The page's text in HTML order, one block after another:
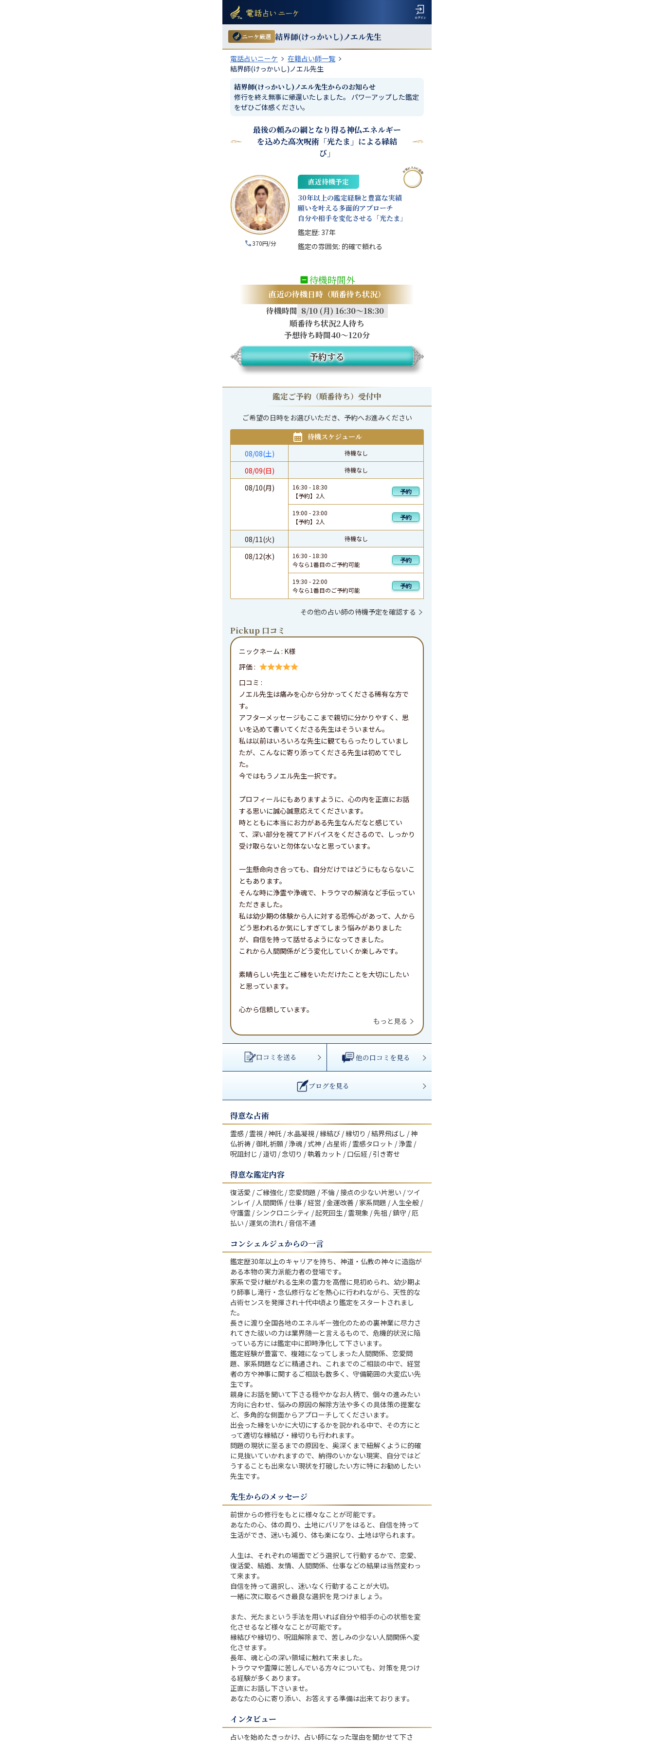
ニーケ厳選 結界師(けっかいし)ノエル先生
電話占いニーケ
在籍占い師一覧
結界師(けっかいし)ノエル先生
結界師(けっかいし)ノエル先生からのお知らせ
修行を終え無事に帰還いたしました。 パワーアップした鑑定
をぜひご体感ください。
最後の頼みの綱となり得る神仏エネルギー
を込めた高次呪術「光たま」による縁結
び」
370円/分
直近待機予定
30年以上の鑑定経験と豊富な実績
願いを叶える多面的アプローチ
自分や相手を変化させる「光たま」
鑑定歴: 37年
鑑定の雰囲気: 的確で頼れる
待機時間外
直近の待機日時（順番待ち状況）
待機時間 8/10 (月) 16:30～18:30
順番待ち状況2人待ち
予想待ち時間40〜120分
予約する
鑑定ご予約（順番待ち）受付中
ご希望の日時をお選びいただき、予約へお進みください
待機スケジュール
08/08(土)
待機なし
08/09(日) 待機なし
08/10(月) 16:30 - 18:30
【予約】 2人
予約
19:00 - 23:00
【予約】 2人
予約
08/11(火) 待機なし
08/12(水) 16:30 - 18:30
今なら1番目のご予約可能
予約
19:30 - 22:00
今なら1番目のご予約可能
予約
その他の占い師の待機予定を確認する
Pickup 口コミ
ニックネーム : K様
評価 :
口コミ :
ノエル先生は痛みを心から分かってくださる稀有な方で
す。
アフターメッセージもここまで親切に分かりやすく、思
いを込めて書いてくださる先生はそういません。
私は以前はいろいろな先生に観てもらったりしていまし
たが、こんなに寄り添ってくださる先生は初めてでし
た。
今ではもうノエル先生一択です。
プロフィールにもありますように、心の内を正直にお話
する思いに誠心誠意応えてくださいます。
時とともに本当にお力がある先生なんだなと感じてい
て、深い部分を視てアドバイスをくださるので、しっかり
受け取らないと勿体ないなと思っています。
一生懸命向き合っても、自分だけではどうにもならないこ
ともあります。
そんな時に浄霊や浄魂で、トラウマの解消など手伝ってい
ただきました。
私は幼少期の体験から人に対する恐怖心があって、人から
どう思われるか気にしすぎてしまう悩みがありました
が、自信を持って話せるようになってきました。
これから人間関係がどう変化していくか楽しみです。
素晴らしい先生とご縁をいただけたことを大切にしたい
と思っています。
心から信頼しています。
もっと見る
口コミを送る 他の口コミを見る
ブログを見る
得意な占術
霊感 / 霊視 / 神託 / 水晶凝視 / 縁結び / 縁切り / 結界飛ばし / 神
仏祈祷 / 御札祈願 / 浄魂 / 式神 / 占星術 / 霊感タロット / 浄霊 /
得意な鑑定内容
復活愛 / ご縁強化 / 恋愛問題 / 不倫 / 接点の少ない片思い / ツイ
ンレイ / 人間関係 / 仕事 / 経営 / 金運改善 / 家系問題 / 人生全般 /
守護霊 / シンクロニシティ / 起死回生 / 霊現象 / 先祖 / 鎮守 / 厄
払い / 運気の流れ / 音信不通
コンシェルジュからの一言
鑑定歴30年以上のキャリアを持ち、神道・仏教の神々に造詣が
ある本物の実力派能力者の登場です。
家系で受け継がれる生来の霊力を高僧に見初められ、幼少期よ
り師事し滝行・念仏修行などを熱心に行われながら、天性的な
占術センスを発揮され十代中頃より鑑定をスタートされまし
た。
長きに渡り全国各地のエネルギー強化のための裏神業に尽力さ
れてきた祓いの力は業界随一と言えるもので、危機的状況に陥
っている方には鑑定中に即時浄化して下さいます。
鑑定経験が豊富で、複雑になってしまった人間関係、恋愛問
題、家系問題などに精通され、これまでのご相談の中で、経営
者の方や神事に関するご相談も数多く、守備範囲の大変広い先
生です。
親身にお話を聞いて下さる穏やかなお人柄で、個々の進みたい
方向に合わせ、悩みの原因の解除方法や多くの具体策の提案な
ど、多角的な側面からアプローチしてくださいます。
出会った縁をいかに大切にするかを説かれる中で、その方にと
って適切な縁結び・縁切りも行われます。
問題の現状に至るまでの原因を、奥深くまで紐解くように的確
に見抜いていかれますので、納得のいかない現実、自分ではど
うすることも出来ない現状を打破したい方に特にお勧めしたい
先生です。
先生からのメッセージ
前世からの修行をもとに様々なことが可能です。
あなたの心、体の周り、土地にバリアをはると、自信を持って
生活ができ、迷いも減り、体も楽になり、土地は守られます。
人生は、それぞれの場面でどう選択して行動するかで、恋愛、
復活愛、結婚、友情、人間関係、仕事などの結果は当然変わっ
て来ます。
自信を持って選択し、迷いなく行動することが大切。
一緒に次に取るべき最良な選択を見つけましょう。
また、光たまという手法を用いれば自分や相手の心の状態を変
化させるなど様々なことが可能です。
縁結びや縁切り、呪詛解除まで、苦しみの少ない人間関係へ変
化させます。
長年、魂と心の深い領域に触れて来ました。
トラウマや霊障に苦しんでいる方々についても、対策を見つけ
る経験が多くあります。
正直にお話し下さいませ。
あなたの心に寄り添い、お答えする準備は出来ております。
インタビュー
占いを始めたきっかけ、占い師になった理由を聞かせて下さ